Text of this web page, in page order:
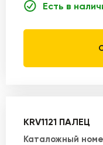
Есть в
KRV1121 ПАЛЕЦ
Каталожный